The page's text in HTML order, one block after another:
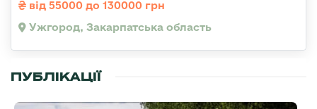
від 55000 до 130000 грн
Ужгород, Закарпатська область
ПУБЛІКАЦІЇ